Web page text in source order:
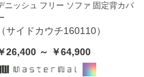
ニッシュ フリー ソファ 固定背カバ
（サイドカウチ160110）
26,400 ～ ￥64,900